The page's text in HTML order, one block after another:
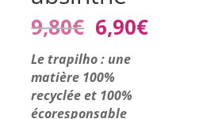
9,80€ Le
prix
initial
était :
9,80€.
6,90€Le
Le trapilho : une
matière 100%
recyclée et 100%
écoresponsable